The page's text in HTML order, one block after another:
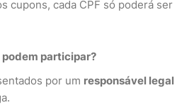
cupons, cada CPF só poderá ser
participar?
por um responsável legal